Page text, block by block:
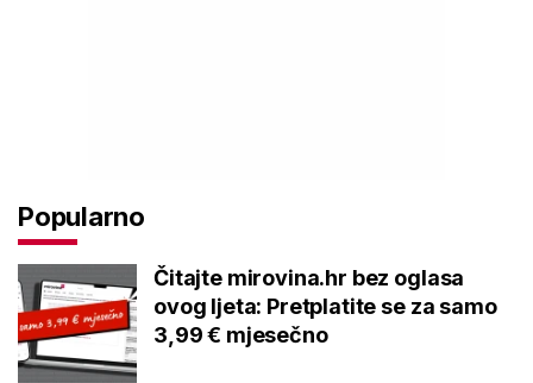
Popularno
Čitajte mirovina.hr bez oglasa
ovog ljeta: Pretplatite se za samo
3,99 € mjesečno